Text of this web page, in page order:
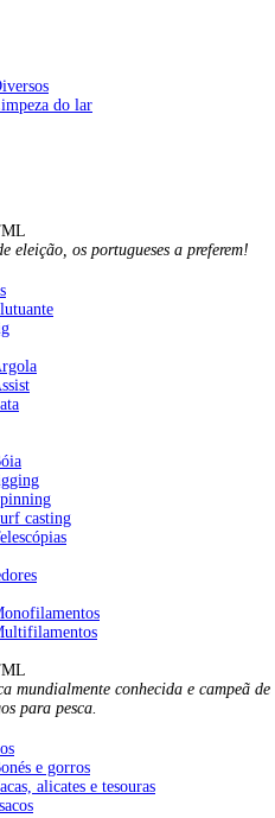
do lar
eleição, os portugueses a preferem!
casting
mundialmente conhecida e campeã de
para pesca.
e gorros
alicates e tesouras